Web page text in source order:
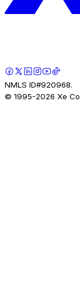
NMLS ID#920968.
© 1995-2026 Xe